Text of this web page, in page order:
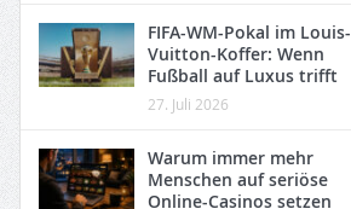
FIFA-WM-Pokal im Louis-
Vuitton-Koffer: Wenn
Fußball auf Luxus trifft
27. Juli 2026
Warum immer mehr
Menschen auf seriöse
Online-Casinos setzen